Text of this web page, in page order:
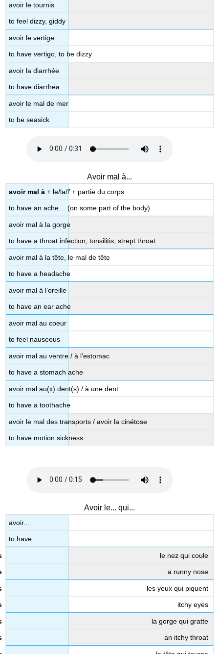
avoir le tournis
to feel dizzy, giddy
avoir le vertige
to have vertigo, to be dizzy
avoir la diarrhée
to have diarrhea
avoir le mal de mer
to be seasick
Avoir mal à...
avoir mal à + le/la/l’ + partie du corps
to have an ache… (on some part of the body)
avoir mal à la gorge
to have a throat infection, tonsilitis, strept throat
avoir mal à la tête, le mal de tête
to have a headache
avoir mal à l’oreille
to have an ear ache
avoir mal au coeur
to feel nauseous
avoir mal au ventre / à l’estomac
to have a stomach ache
avoir mal au(x) dent(s) / à une dent
to have a toothache
avoir le mal des transports / avoir la cinétose
to have motion sickness
Avoir le... qui...
avoir...
to have...
le nez qui coule
a runny nose
les yeux qui piquent
itchy eyes
la gorge qui gratte
an itchy throat